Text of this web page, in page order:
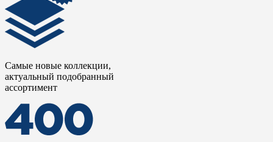
Самые новые коллекции,
актуальный подобранный
ассортимент